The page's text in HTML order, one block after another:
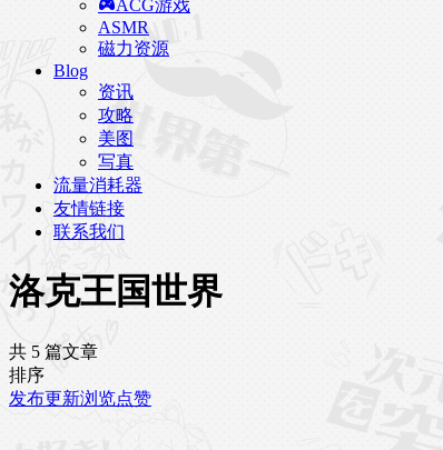
ACG游戏
ASMR
磁力资源
Blog
资讯
攻略
美图
写真
流量消耗器
友情链接
联系我们
洛克王国世界
共 5 篇文章
排序
发布更新浏览点赞